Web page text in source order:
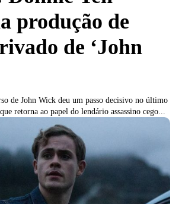
produção de
de ‘John
de John Wick deu um passo decisivo no último
retorna ao papel do lendário assassino cego...